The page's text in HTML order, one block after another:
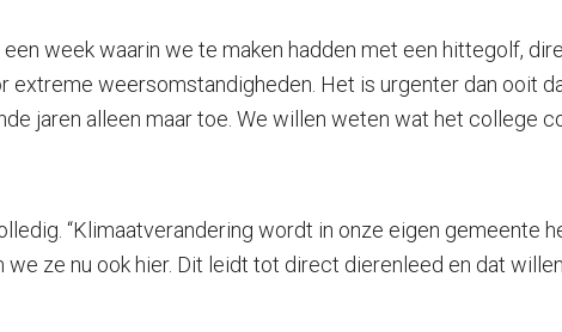
week waarin we te maken hadden met een hittegolf,
weersomstandigheden. Het is urgenter dan ooit
jaren alleen maar toe. We willen weten wat het college
“Klimaatverandering wordt in onze eigen gemeente
ze nu ook hier. Dit leidt tot direct dierenleed en dat